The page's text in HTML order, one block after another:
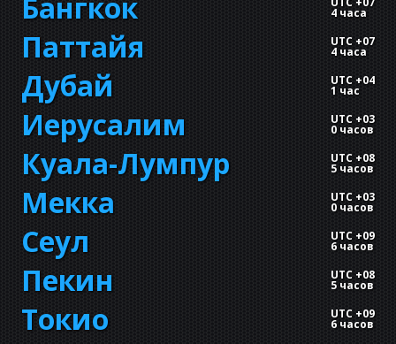
4 часа
Паттайя UTC +07
4 часа
Дубай UTC +04
1 час
Иерусалим UTC +03
0 часов
Куала-Лумпур UTC +08
5 часов
Мекка UTC +03
0 часов
Сеул UTC +09
6 часов
Пекин UTC +08
5 часов
Токио UTC +09
6 часов